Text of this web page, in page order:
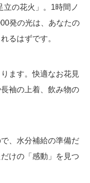
立の花火」。1時間ノ
発の光は、あなたの
るはずです。
ます。快適なお花見
袖の上着、飲み物の
、水分補給の準備だ
けの「感動」を見つ